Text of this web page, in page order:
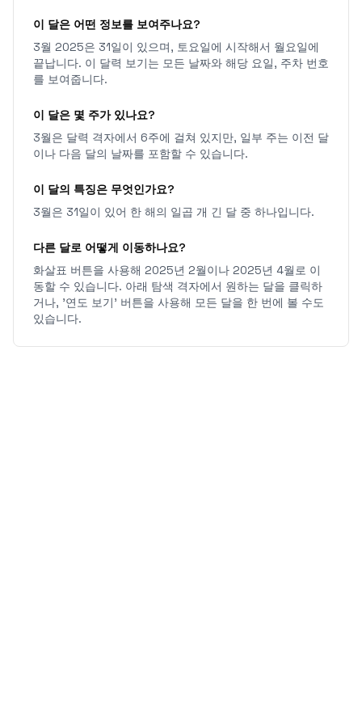
이 달은 어떤 정보를 보여주나요?
3월 2025은 31일이 있으며, 토요일에 시작해서 월요일에
끝납니다. 이 달력 보기는 모든 날짜와 해당 요일, 주차 번호
를 보여줍니다.
이 달은 몇 주가 있나요?
3월은 달력 격자에서 6주에 걸쳐 있지만, 일부 주는 이전 달
이나 다음 달의 날짜를 포함할 수 있습니다.
이 달의 특징은 무엇인가요?
3월은 31일이 있어 한 해의 일곱 개 긴 달 중 하나입니다.
다른 달로 어떻게 이동하나요?
화살표 버튼을 사용해 2025년 2월이나 2025년 4월로 이
동할 수 있습니다. 아래 탐색 격자에서 원하는 달을 클릭하
거나, '연도 보기' 버튼을 사용해 모든 달을 한 번에 볼 수도
있습니다.